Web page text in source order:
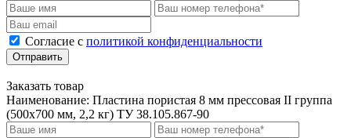
Cогласие с политикой конфиденциальности
Отправить
Заказать товар
Наименование: Пластина пористая 8 мм прессовая II группа
(500х700 мм, 2,2 кг) ТУ 38.105.867-90